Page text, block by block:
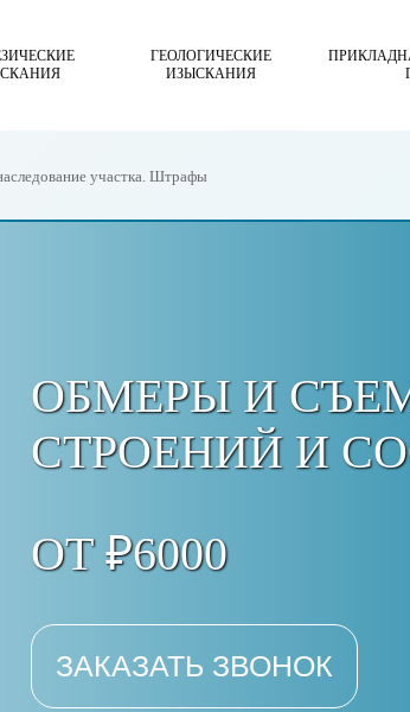
ГЕОЛОГИЧЕСКИЕ
ИЗЫСКАНИЯ
участка. Штрафы
ОБМЕРЫ И
СТРОЕНИЙ И
ОТ ₽6000
ЗАКАЗАТЬ ЗВОНОК